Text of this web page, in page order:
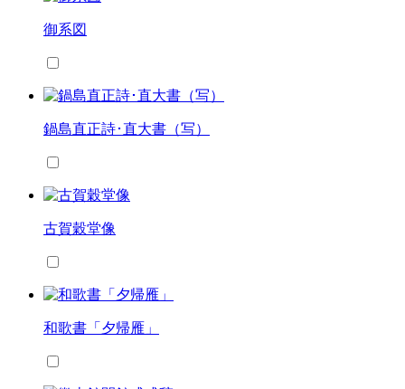
御系図
鍋島直正詩･直大書（写）
古賀穀堂像
和歌書「夕帰雁」